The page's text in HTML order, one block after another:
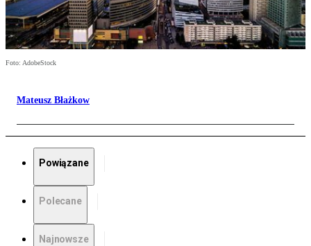
Foto: AdobeStock
Mateusz Błażkow
Powiązane
Polecane
Najnowsze